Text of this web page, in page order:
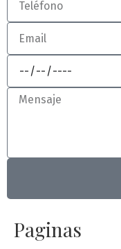
Paginas